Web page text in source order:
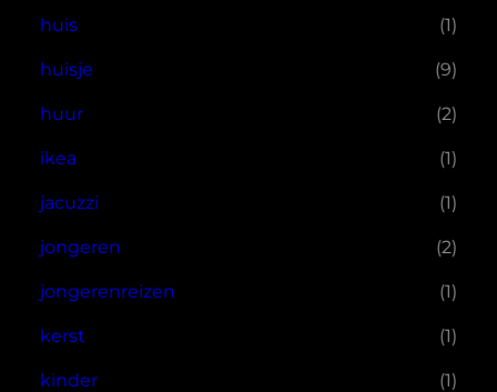
huis (1)
huisje (9)
huur (2)
ikea (1)
jacuzzi (1)
jongeren (2)
jongerenreizen (1)
kerst (1)
kinder (1)